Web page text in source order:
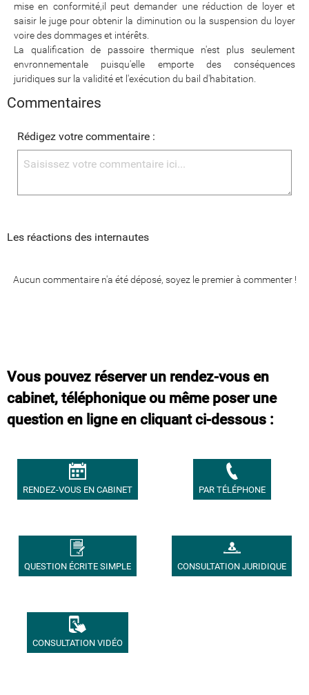
mise en conformité,il peut demander une réduction de loyer et
saisir le juge pour obtenir la diminution ou la suspension du loyer
voire des dommages et intérêts.
La qualification de passoire thermique n'est plus seulement
envronnementale puisqu'elle emporte des conséquences
juridiques sur la validité et l'exécution du bail d'habitation.
Commentaires
Rédigez votre commentaire :
Les réactions des internautes
Aucun commentaire n'a été déposé, soyez le premier à commenter !
Vous pouvez réserver un rendez-vous en
cabinet, téléphonique ou même poser une
question en ligne en cliquant ci-dessous :
RENDEZ-VOUS EN CABINET PAR TÉLÉPHONE
QUESTION ÉCRITE SIMPLE CONSULTATION JURIDIQUE
CONSULTATION VIDÉO